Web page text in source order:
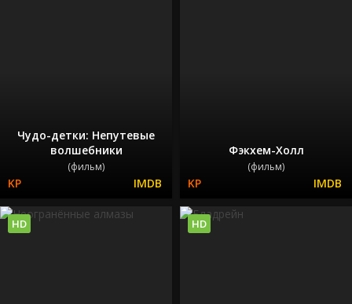
Чудо-детки: Непутевые
волшебники
(фильм)
Фэкхем-Холл
(фильм)
HD HD